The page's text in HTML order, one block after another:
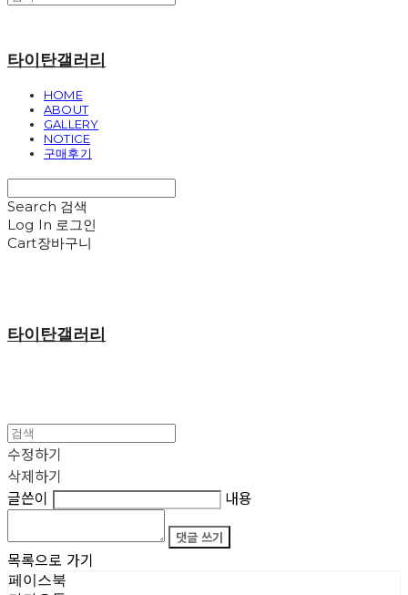
타이탄갤러리
HOME
ABOUT
GALLERY
NOTICE
구매후기
Search 검색
Log In 로그인
Cart장바구니
타이탄갤러리
수정하기
삭제하기
글쓴이
내용
댓글 쓰기
목록으로 가기
페이스북